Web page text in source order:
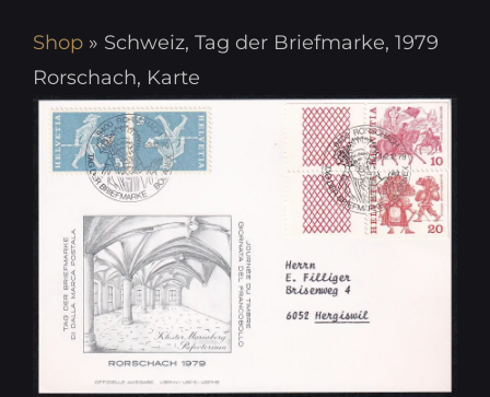
Shop » Schweiz, Tag der Briefmarke, 1979
Rorschach, Karte